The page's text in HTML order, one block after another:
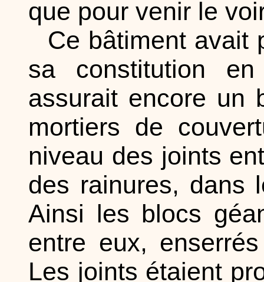
que pour venir le
Ce bâtiment avait
sa constitution
assurait encore un
mortiers de
niveau des joints
des rainures, dans
Ainsi les blocs
entre eux,
Les joints étaient